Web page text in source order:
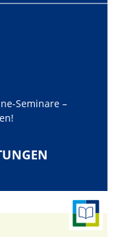
Seminare –